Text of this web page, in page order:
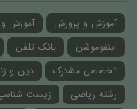
آموزش و پرورش آموزش
اینفوموشن
بانک تلفن
تخصصی مشترک
دین و
رشته ریاضی
زیست